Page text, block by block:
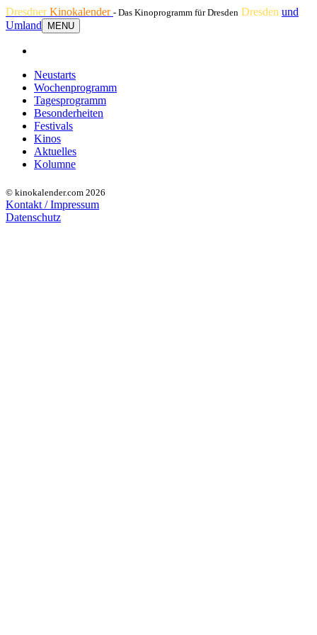
DresdnerKinokalender - Das Kinoprogramm für Dresden Dresden und
Umland
MENU
Neustarts
Wochenprogramm
Tagesprogramm
Besonderheiten
Festivals
Kinos
Aktuelles
Kolumne
© kinokalender.com 2026
Kontakt / Impressum
Datenschutz